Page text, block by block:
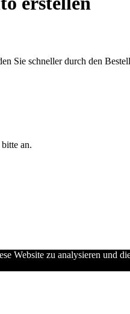
Sie schneller durch den
an.
Website zu analysieren und